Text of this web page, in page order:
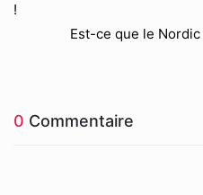
!
Est-ce que le
0 Commentaire